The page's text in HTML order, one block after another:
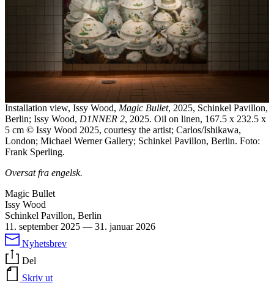
Installation view, Issy Wood, Magic Bullet, 2025, Schinkel Pavillon,
Berlin; Issy Wood, D1NNER 2, 2025. Oil on linen, 167.5 x 232.5 x
5 cm © Issy Wood 2025, courtesy the artist; Carlos/Ishikawa,
London; Michael Werner Gallery; Schinkel Pavillon, Berlin. Foto:
Frank Sperling.
Oversat fra engelsk.
Magic Bullet
Issy Wood
Schinkel Pavillon, Berlin
11. september 2025 — 31. januar 2026
Nyhetsbrev
Del
Skriv ut